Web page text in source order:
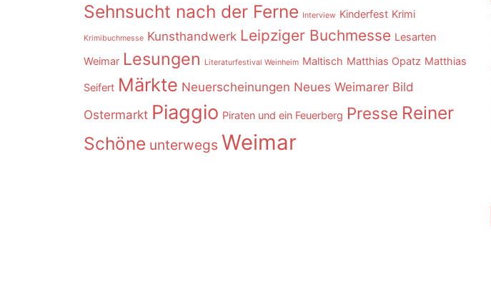
Sehnsucht nach der Ferne Interview Kinderfest Krimi
Krimibuchmesse Kunsthandwerk Leipziger Buchmesse Lesarten
Weimar Lesungen Literaturfestival Weinheim Maltisch Matthias Opatz Matthias
Seifert Märkte Neuerscheinungen Neues Weimarer Bild
Ostermarkt Piaggio Piraten und ein Feuerberg Presse Reiner
Schöne unterwegs Weimar